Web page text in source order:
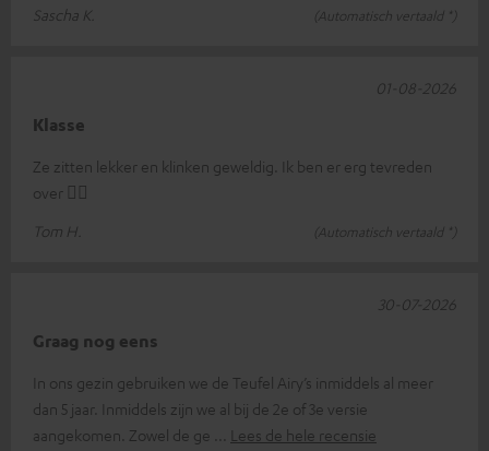
Sascha K.
(Automatisch vertaald *)
Klasse
Ze zitten lekker en klinken geweldig. Ik ben er erg tevreden
over 👍🏻
Tom H.
(Automatisch vertaald *)
01-08-2026
Graag nog eens
In ons gezin gebruiken we de Teufel Airy’s inmiddels al meer
dan 5 jaar. Inmiddels zijn we al bij de 2e of 3e versie
aangekomen. Zowel de ge
Lees de hele recensie
30-07-2026